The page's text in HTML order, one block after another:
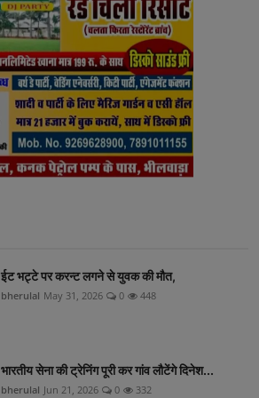
ईट भट्टे पर करन्ट लगने से युवक की मौत,
bherulal May 31, 2026 0 448
भारतीय सेना की ट्रेनिंग पूरी कर गांव लौटेंगे दिनेश...
bherulal Jun 21, 2026 0 332